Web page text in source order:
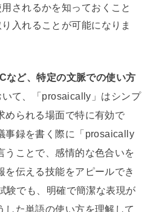
されるかを知っておくこと
入れることが可能になりま
など、特定の文脈での使い方
いて、「prosaically」はシンプ
められる場面で特に有効で
事録を書く際に「prosaically
うことで、感情的な色合いを
を伝える技能をアピールでき
験でも、明確で簡潔な表現が
した単語の使い方を理解して